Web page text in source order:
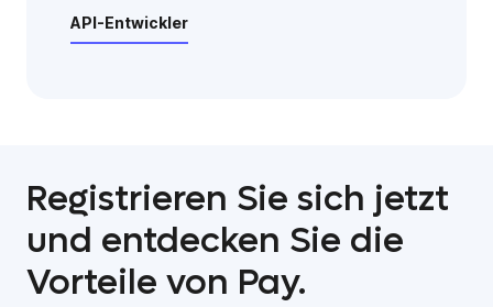
API-Entwickler
Registrieren Sie sich jetzt
und entdecken Sie die
Vorteile von Pay.